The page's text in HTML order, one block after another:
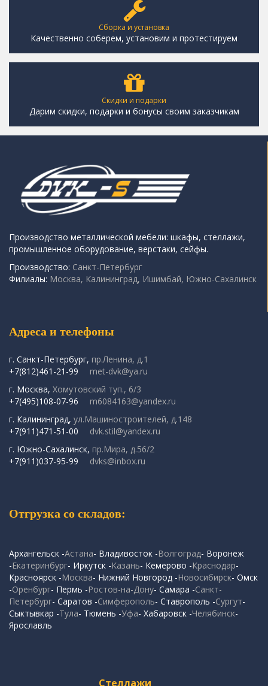
Сборка и установка
Качественно соберем, установим и протестируем
Скидки и подарки
Дарим скидки, подарки и бонусы своим заказчикам
Производство металлической мебели: шкафы, стеллажи,
промышленное оборудование, верстаки, сейфы.
Производство: Санкт-Петербург
Филиалы: Москва, Калининград, Ишимбай, Южно-Сахалинск
Адреса и телефоны
г. Санкт-Петербург, пр.Ленина, д.1
+7(812)461-21-99
met-dvk@ya.ru
г. Москва, Хомутовский туп., 6/3
+7(495)108-07-96
m6084163@yandex.ru
г. Калининград, ул.Машиностроителей, д.148
+7(911)471-51-00
dvk.stil@yandex.ru
г. Южно-Сахалинск, пр.Мира, д.56/2
+7(911)037-95-99
dvks@inbox.ru
Отгрузка со складов:
Архангельск -Астана- Владивосток -Волгоград- Воронеж
-Екатеринбург- Иркутск -Казань- Кемерово -Краснодар-
Красноярск -Москва- Нижний Новгород -Новосибирск- Омск
-Оренбург- Пермь -Ростов-на-Дону- Самара -Санкт-
Петербург- Саратов -Симферополь- Ставрополь -Сургут-
Сыктывкар -Тула- Тюмень -Уфа- Хабаровск -Челябинск-
Ярославль
Стеллажи